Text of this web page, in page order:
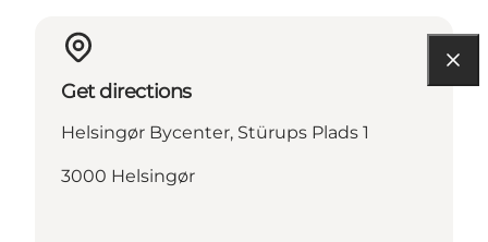
Get directions
Helsingør Bycenter, Stürups Plads 1
3000 Helsingør